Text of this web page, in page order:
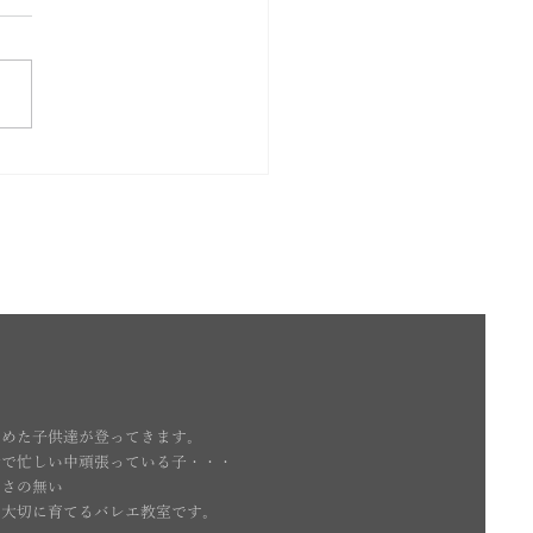
た子供達が登ってきます。
忙しい中頑張っている子・・・
の無い
切に育てるバレエ教室です。